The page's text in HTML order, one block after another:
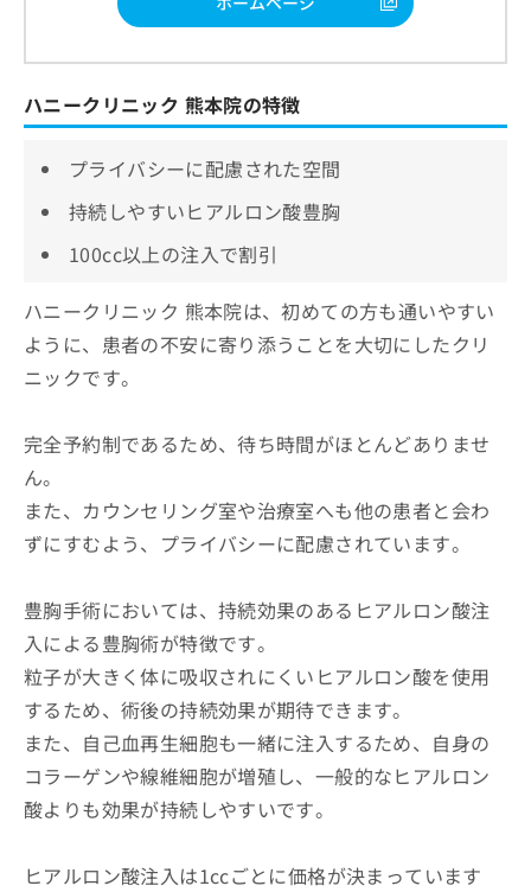
ハニークリニック 熊本院の特徴
プライバシーに配慮された空間
持続しやすいヒアルロン酸豊胸
100cc以上の注入で割引
ハニークリニック 熊本院は、初めての方も通いやすい
ように、患者の不安に寄り添うことを大切にしたクリ
ニックです。
完全予約制であるため、待ち時間がほとんどありませ
ん。
また、カウンセリング室や治療室へも他の患者と会わ
ずにすむよう、プライバシーに配慮されています。
豊胸手術においては、持続効果のあるヒアルロン酸注
入による豊胸術が特徴です。
粒子が大きく体に吸収されにくいヒアルロン酸を使用
するため、術後の持続効果が期待できます。
また、自己血再生細胞も一緒に注入するため、自身の
コラーゲンや線維細胞が増殖し、一般的なヒアルロン
酸よりも効果が持続しやすいです。
ヒアルロン酸注入は1ccごとに価格が決まっています